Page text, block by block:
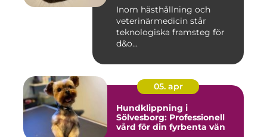
Inom hästhållning och
veterinärmedicin står
teknologiska framsteg för
d&o...
05. apr
Hundklippning i
Sölvesborg: Professionell
vård för din fyrbenta vän